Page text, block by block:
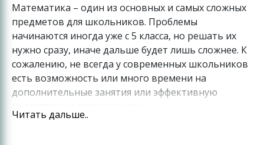
Математика – один из основных и самых сложных
предметов для школьников. Проблемы
начинаются иногда уже с 5 класса, но решать их
нужно сразу, иначе дальше будет лишь сложнее. К
сожалению, не всегда у современных школьников
есть возможность или много времени на
дополнительные занятия или эффективную
Читать дальше..